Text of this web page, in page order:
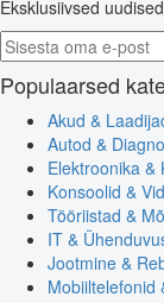
Eksklusiivsed
Populaarsed
Akud &
Autod &
Elektroonika &
Konsoolid &
Tööriistad &
IT &
Jootmine &
Mobiiltelefonid